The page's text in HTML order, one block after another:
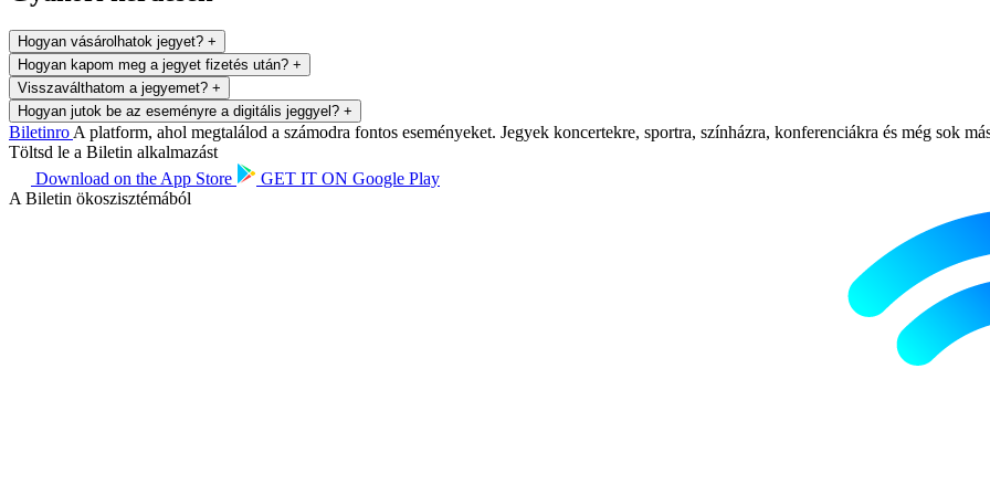
Hogyan vásárolhatok jegyet? +
Hogyan kapom meg a jegyet fizetés után? +
Visszaválthatom a jegyemet? +
Hogyan jutok be az eseményre a digitális jeggyel? +
Biletinro A platform, ahol megtalálod a számodra fontos eseményeket. Jegyek koncertekre, sportra, színházra, konferenciákra és még sok
Töltsd le a Biletin alkalmazást
Download on the App Store GET IT ON Google Play
A Biletin ökoszisztémából